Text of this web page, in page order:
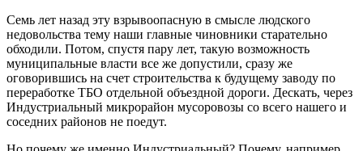
Семь лет назад эту взрывоопасную в смысле людского
недовольства тему наши главные чиновники старательно
обходили. Потом, спустя пару лет, такую возможность
муниципальные власти все же допустили, сразу же
оговорившись на счет строительства к будущему заводу по
переработке ТБО отдельной объездной дороги. Дескать, через
Индустриальный микрорайон мусоровозы со всего нашего и
соседних районов не поедут.